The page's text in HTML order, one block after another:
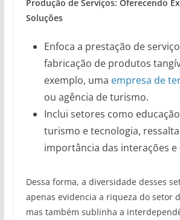
Produção de Serviços: Oferecendo
Soluções
Enfoca a prestação de
fabricação de produtos
exemplo, uma empresa de
ou agência de turismo.
Inclui setores como
turismo e tecnologia,
importância das interações e
Dessa forma, a diversidade desses
apenas evidencia a riqueza do setor
mas também sublinha a